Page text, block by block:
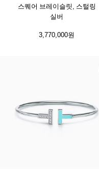
스퀘어 브레이슬릿, 스털링
실버
3,770,000원